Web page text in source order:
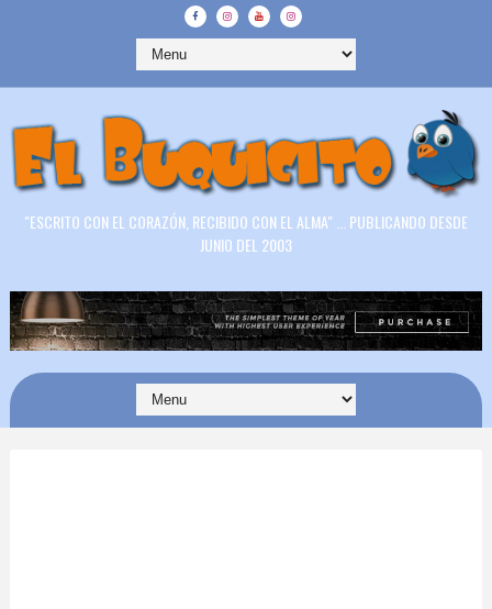
"ESCRITO CON EL CORAZÓN, RECIBIDO CON EL ALMA" ... PUBLICANDO DESDE
JUNIO DEL 2003